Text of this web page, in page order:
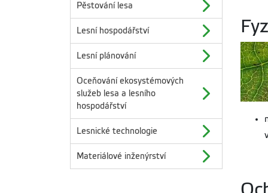
Pěstování lesa
Lesní hospodářství
Lesní plánování
Oceňování ekosystémových
služeb lesa a lesního
hospodářství
Lesnické technologie
Materiálové inženýrství